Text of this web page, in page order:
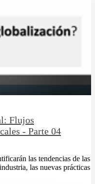
Flujos
- Parte 04
las tendencias de las
las nuevas prácticas